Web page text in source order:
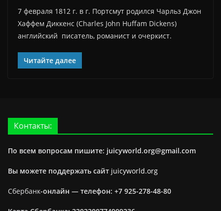
7 февраля 1812 г. в г. Портсмут родился Чарльз Джон
Хаффем Диккенс (Charles John Huffam Dickens)
английский писатель, романист и очеркист.
Читайте далее
Контакты:
По всем вопросам пишите: juicyworld.org@gmail.com
Вы можете поддержать сайт juicyworld.org
Сбербанк-онлайн — телефон: +7 925-278-48-80